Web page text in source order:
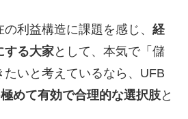
利益構造に課題を感じ、 経
する大家として、本気で「儲
たいと考えているなら、UFB
極めて有効で合理的な選択肢と